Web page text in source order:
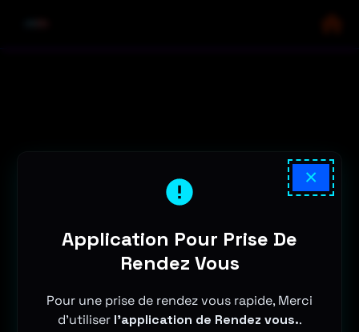
×
Application Pour Prise De
Rendez Vous
Pour une prise de rendez vous rapide, Merci
d'utiliser l'application de Rendez vous..